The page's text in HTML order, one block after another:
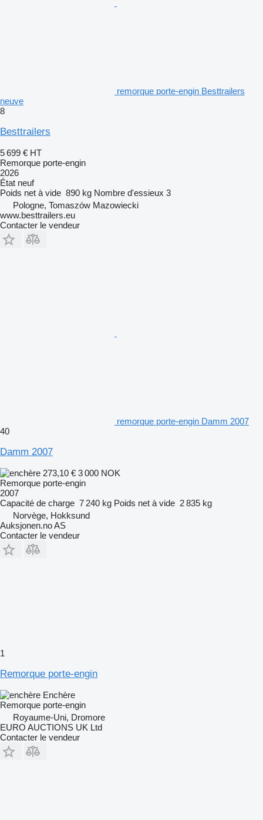
remorque porte-engin Besttrailers
neuve
8
Besttrailers
5 699 € HT
Remorque porte-engin
2026
État neuf
Poids net à vide 890 kg Nombre d'essieux 3
Pologne, Tomaszów Mazowiecki
www.besttrailers.eu
Contacter le vendeur
remorque porte-engin Damm 2007
40
Damm 2007
273,10 € 3 000 NOK
Remorque porte-engin
2007
Capacité de charge 7 240 kg Poids net à vide 2 835 kg
Norvège, Hokksund
Auksjonen.no AS
Contacter le vendeur
1
Remorque porte-engin
Enchère
Remorque porte-engin
Royaume-Uni, Dromore
EURO AUCTIONS UK Ltd
Contacter le vendeur